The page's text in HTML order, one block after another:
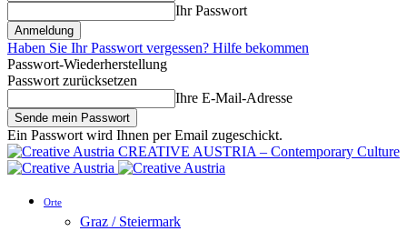
Ihr Passwort
Haben Sie Ihr Passwort vergessen? Hilfe bekommen
Passwort-Wiederherstellung
Passwort zurücksetzen
Ihre E-Mail-Adresse
Ein Passwort wird Ihnen per Email zugeschickt.
CREATIVE AUSTRIA – Contemporary Culture
Orte
Graz / Steiermark